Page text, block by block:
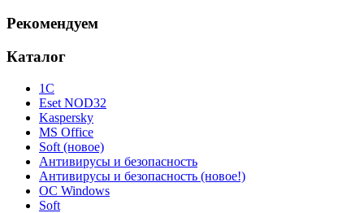
Рекомендуем
Каталог
1С
Eset NOD32
Kaspersky
MS Office
Soft (новое)
Антивирусы и безопасность
Антивирусы и безопасность (новое!)
ОС Windows
Soft